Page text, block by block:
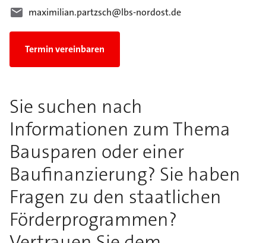
maximilian.partzsch@lbs-nordost.de
Termin vereinbaren
Sie suchen nach
Informationen zum Thema
Bausparen oder einer
Baufinanzierung? Sie haben
Fragen zu den staatlichen
Förderprogrammen?